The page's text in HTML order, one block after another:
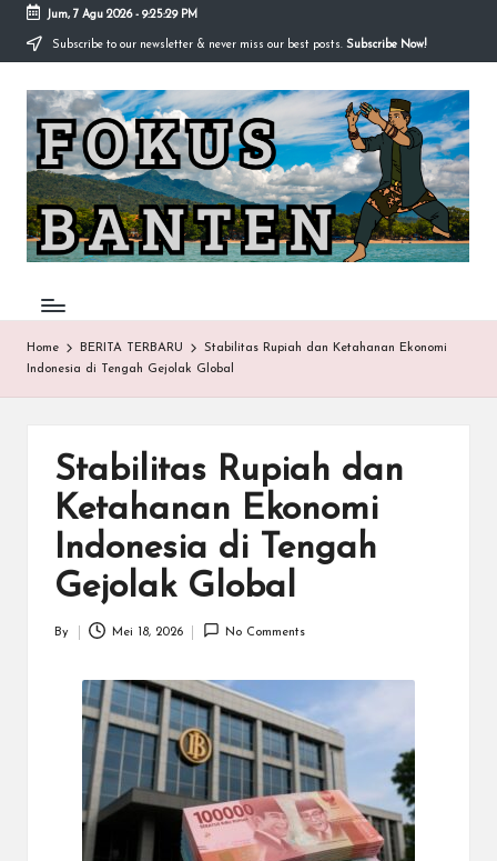
Skip
content
Jum, 7 Agu 2026- 9:25:30 PM
Subscribe to our newsletter & never miss our best posts. Subscribe Now!
F
O
K
U
S-
B
A
N
O
Home BERITA TERBARU
Stabilitas Rupiah dan Ketahanan Ekonomi
Indonesia di Tengah Gejolak Global
Stabilitas Rupiah dan
Ketahanan Ekonomi
Indonesia di Tengah
Gejolak Global
Posted
By Mei 18, 2026 No Comments